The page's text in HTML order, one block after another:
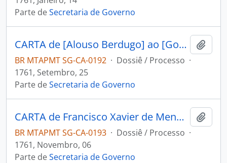
Parte deSecretaria de Governo
CARTA de [Alouso Berdugo] ao [Governador e Capitão-General da Capitania de Mato Grosso] Antônio Rolim de Moura.
BR MTAPMT SG-CA-0192 · Dossiê / Processo ·
1761, Setembro, 25
Parte deSecretaria de Governo
CARTA de Francisco Xavier de Mendonça Furtado ao [Governador e Capitão-General da Capitania de Mato Grosso] Antônio Rolim de Moura.
BR MTAPMT SG-CA-0193 · Dossiê / Processo ·
1761, Novembro, 06
Parte deSecretaria de Governo